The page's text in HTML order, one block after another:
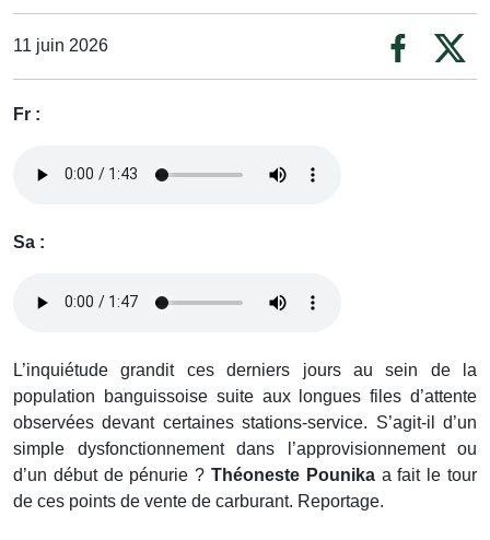
11 juin 2026
Fr :
Sa :
L’inquiétude grandit ces derniers jours au sein de la
population banguissoise suite aux longues files d’attente
observées devant certaines stations-service. S’agit-il d’un
simple dysfonctionnement dans l’approvisionnement ou
d’un début de pénurie ? Théoneste Pounikaa fait le tour
de ces points de vente de carburant. Reportage.